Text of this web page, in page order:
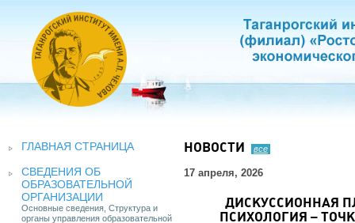
ГЛАВНАЯ СТРАНИЦА
СВЕДЕНИЯ ОБ
ОБРАЗОВАТЕЛЬНОЙ
ОРГАНИЗАЦИИ
Основные сведения, Структура и
органы управления образовательной
НОВОСТИ все
17 апреля, 2026
ДИСКУССИОННАЯ
ПСИХОЛОГИЯ –